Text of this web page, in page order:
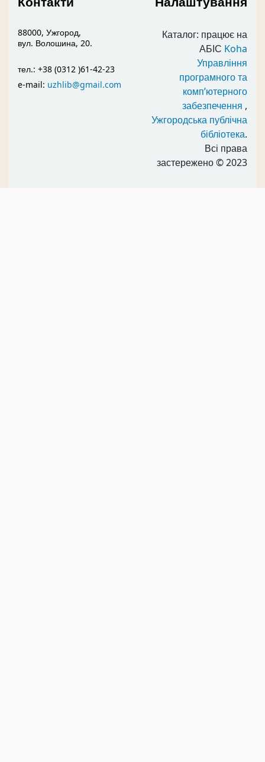
88000, Ужгород,
вул. Волошина, 20.
тел.: +38 (0312 )61-42-23
e-mail: uzhlib@gmail.com
Каталог: працює на
АБІС Koha
Управління
програмного та
комп’ютерного
забезпечення ,
Ужгородська публічна
бібліотека.
Всі права
застережено© 2023